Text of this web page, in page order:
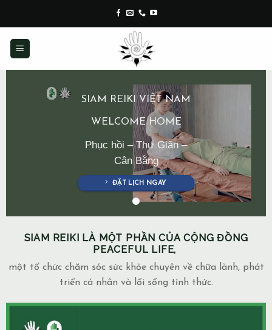
content
SIAM REIKI VIỆT NAM
WELCOME HOME
Phục hồi – Thư Giãn –
Cân Bằng
ĐẶT LỊCH NGAY
SIAM REIKI LÀ MỘT PHẦN CỦA CỘNG ĐỒNG
PEACEFUL LIFE,
một tổ chức chăm sóc sức khỏe chuyên về chữa lành, phát
triển cá nhân và lối sống tỉnh thức.